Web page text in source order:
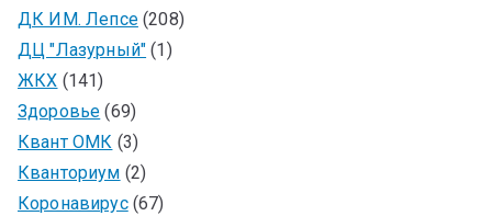
ДК ИМ. Лепсе(208)
ДЦ "Лазурный" (1)
ЖКХ (141)
Здоровье (69)
Квант ОМК (3)
Кванториум (2)
Коронавирус(67)